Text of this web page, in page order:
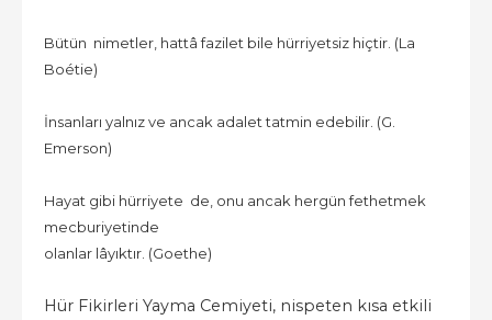
Bütün nimetler, hattâ fazilet bile hürriyetsiz hiçtir. (La
Boétie)
İnsanları yalnız ve ancak adalet tatmin edebilir. (G.
Emerson)
Hayat gibi hürriyete de, onu ancak hergün fethetmek
mecburiyetinde
olanlar lâyıktır. (Goethe)
Hür Fikirleri Yayma Cemiyeti, nispeten kısa etkili